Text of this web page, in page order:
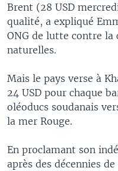
Brent (28 USD
qualité, a expliqué
ONG de lutte contre la
naturelles.
Mais le pays verse à
24 USD pour chaque
oléoducs soudanais
la mer Rouge.
En proclamant son
après des décennies